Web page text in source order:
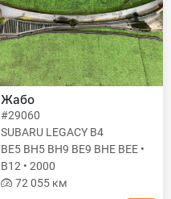
Жабо
#29060
SUBARU LEGACY B4
BE5 BH5 BH9 BE9 BHE BEE •
B12 • 2000
72 055 км